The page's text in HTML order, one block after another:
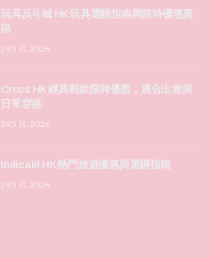
玩具反斗城 HK 玩具選購指南與限時優惠資
訊
29 5 月, 2026
Crocs HK 經典鞋款限時優惠，適合出遊與
日常穿搭
29 5 月, 2026
Indicaid HK 熱門旅遊優惠與選購指南
29 5 月, 2026